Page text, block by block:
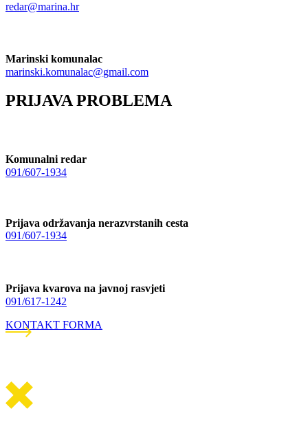
redar@marina.hr
Marinski komunalac
marinski.komunalac@gmail.com
PRIJAVA PROBLEMA
Komunalni redar
091/607-1934
Prijava održavanja nerazvrstanih cesta
091/607-1934
Prijava kvarova na javnoj rasvjeti
091/617-1242
KONTAKT FORMA